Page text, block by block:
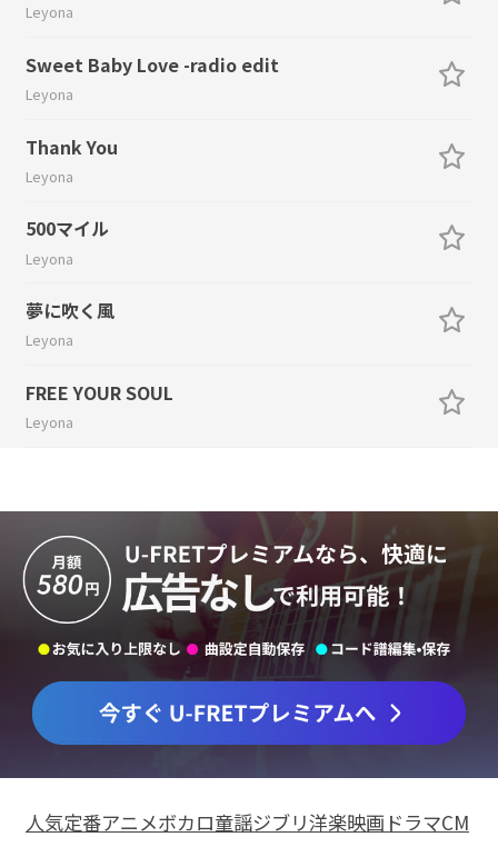
Leyona
Sweet Baby Love -radio edit
Leyona
Thank You
Leyona
500マイル
Leyona
夢に吹く風
Leyona
FREE YOUR SOUL
Leyona
人気定番アニメボカロ童謡ジブリ洋楽映画ドラマCM